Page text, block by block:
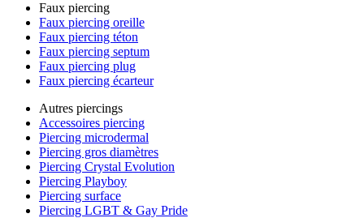
Faux piercing
Faux piercing oreille
Faux piercing téton
Faux piercing septum
Faux piercing plug
Faux piercing écarteur
Autres piercings
Accessoires piercing
Piercing microdermal
Piercing gros diamètres
Piercing Crystal Evolution
Piercing Playboy
Piercing surface
Piercing LGBT & Gay Pride